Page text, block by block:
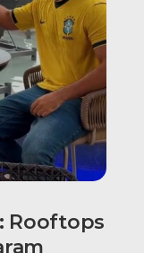
Rooftops